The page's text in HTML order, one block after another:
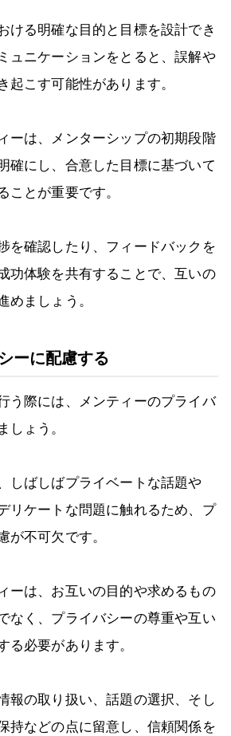
ける明確な目的と目標を設計でき
ュニケーションをとると、誤解や
起こす可能性があります。
ーは、メンターシップの初期段階
確にし、合意した目標に基づいて
ことが重要です。
を確認したり、フィードバックを
功体験を共有することで、互いの
めましょう。
ーに配慮する
う際には、メンティーのプライバ
しょう。
しばしばプライベートな話題や
リケートな問題に触れるため、プ
が不可欠です。
ーは、お互いの目的や求めるもの
なく、プライバシーの尊重や互い
る必要があります。
報の取り扱い、話題の選択、そし
持などの点に留意し、信頼関係を